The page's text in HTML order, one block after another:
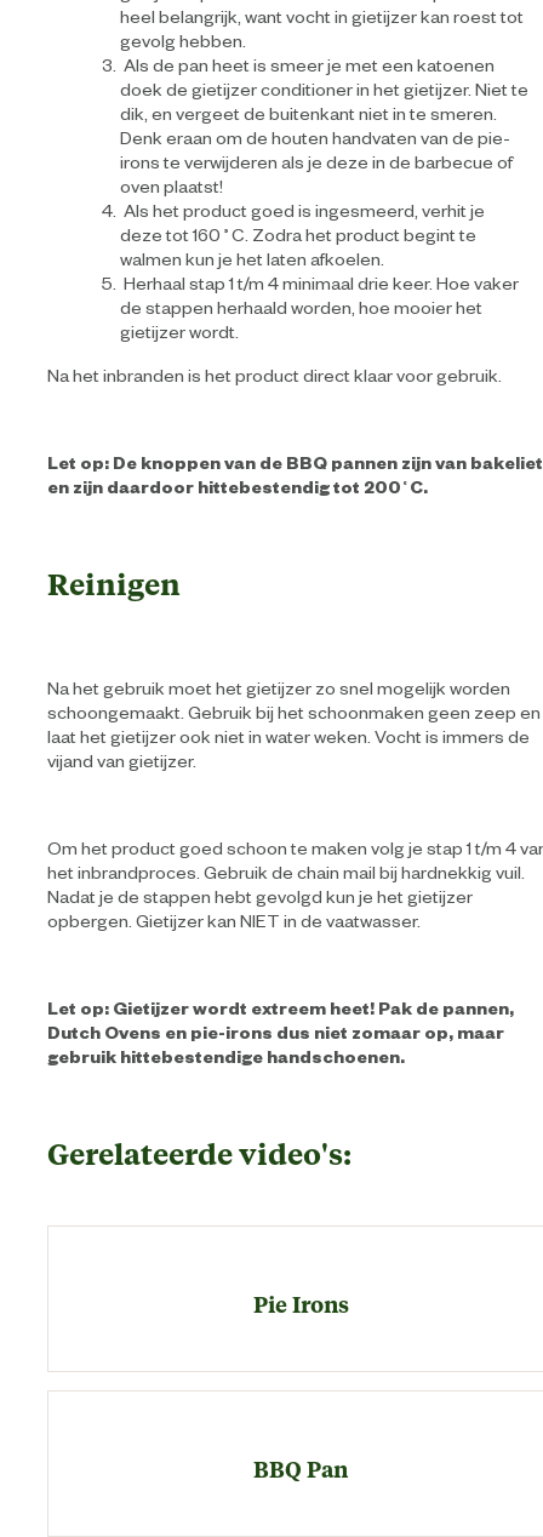
heel belangrijk, want vocht in gietijzer kan roest tot
gevolg hebben.
Als de pan heet is smeer je met een katoenen
doek de gietijzer conditioner in het gietijzer. Niet te
dik, en vergeet de buitenkant niet in te smeren.
Denk eraan om de houten handvaten van de pie-
irons te verwijderen als je deze in de barbecue of
oven plaatst!
Als het product goed is ingesmeerd, verhit je
deze tot 160˚C. Zodra het product begint te
walmen kun je het laten afkoelen.
Herhaal stap 1 t/m 4 minimaal drie keer. Hoe vaker
de stappen herhaald worden, hoe mooier het
gietijzer wordt.
Na het inbranden is het product direct klaar voor gebruik.
Let op: De knoppen van de BBQ pannen zijn van bakeliet
en zijn daardoor hittebestendig tot 200˚C.
Reinigen
Na het gebruik moet het gietijzer zo snel mogelijk worden
schoongemaakt. Gebruik bij het schoonmaken geen zeep en
laat het gietijzer ook niet in water weken. Vocht is immers de
vijand van gietijzer.
Om het product goed schoon te maken volg je stap 1 t/m 4
het inbrandproces. Gebruik de chain mail bij hardnekkig vuil.
Nadat je de stappen hebt gevolgd kun je het gietijzer
opbergen. Gietijzer kan NIET in de vaatwasser.
Let op: Gietijzer wordt extreem heet! Pak de pannen,
Dutch Ovens en pie-irons dus niet zomaar op, maar
gebruik hittebestendige handschoenen.
Gerelateerde video's:
Pie Irons
BBQ Pan